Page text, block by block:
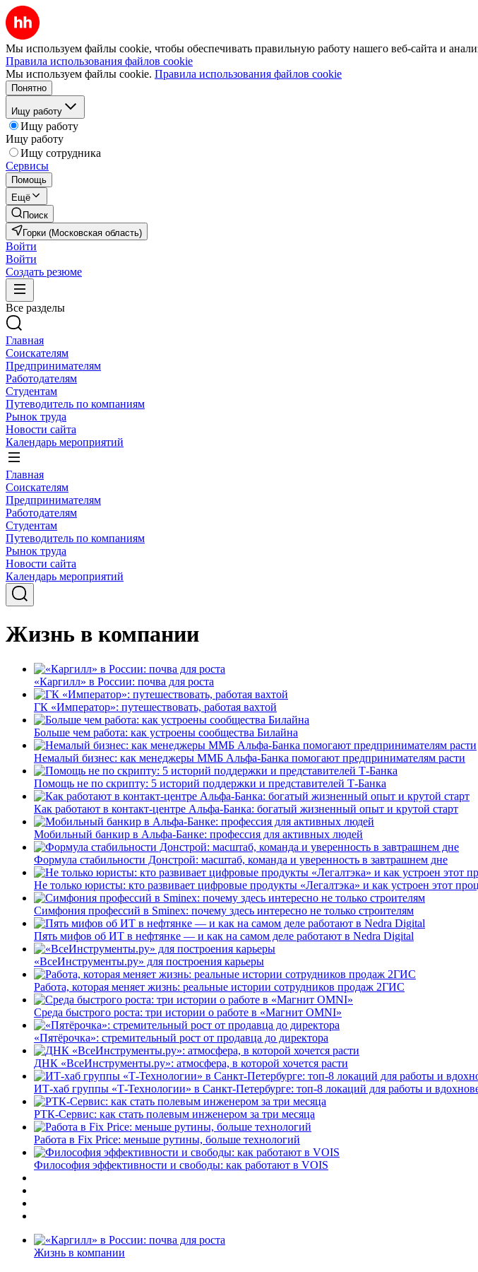
Мы используем файлы cookie, чтобы обеспечивать правильную работу нашего веб-сайта и
Правила использования файлов cookie
Мы используем файлы cookie. Правила использования файлов cookie
Понятно
Ищу работу
Ищу работу
Ищу работу
Ищу сотрудника
Сервисы
Помощь
Ещё
Поиск
Горки (Московская область)
Войти
Войти
Создать резюме
Все разделы
Главная
Соискателям
Предпринимателям
Работодателям
Студентам
Путеводитель по компаниям
Рынок труда
Новости сайта
Календарь мероприятий
Главная
Соискателям
Предпринимателям
Работодателям
Студентам
Путеводитель по компаниям
Рынок труда
Новости сайта
Календарь мероприятий
Жизнь в компании
«Каргилл» в России: почва для роста
ГК «Император»: путешествовать, работая вахтой
Больше чем работа: как устроены сообщества Билайна
Немалый бизнес: как менеджеры ММБ Альфа-Банка помогают предпринимателям расти
Помощь не по скрипту: 5 историй поддержки и представителей Т-Банка
Как работают в контакт-центре Альфа-Банка: богатый жизненный опыт и крутой старт
Мобильный банкир в Альфа-Банке: профессия для активных людей
Формула стабильности Донстрой: масштаб, команда и уверенность в завтрашнем дне
Не только юристы: кто развивает цифровые продукты «Легалтэка» и как устроен этот
Симфония профессий в Sminex: почему здесь интересно не только строителям
Пять мифов об ИТ в нефтянке — и как на самом деле работают в Nedra Digital
«ВсеИнструменты.ру» для построения карьеры
Работа, которая меняет жизнь: реальные истории сотрудников продаж 2ГИС
Среда быстрого роста: три истории о работе в «Магнит OMNI»
«Пятёрочка»: стремительный рост от продавца до директора
ДНК «ВсеИнструменты.ру»: атмосфера, в которой хочется расти
ИТ-хаб группы «Т-Технологии» в Санкт-Петербурге: топ-8 локаций для работы и
РТК-Сервис: как стать полевым инженером за три месяца
Работа в Fix Price: меньше рутины, больше технологий
Философия эффективности и свободы: как работают в VOIS
Жизнь в компании